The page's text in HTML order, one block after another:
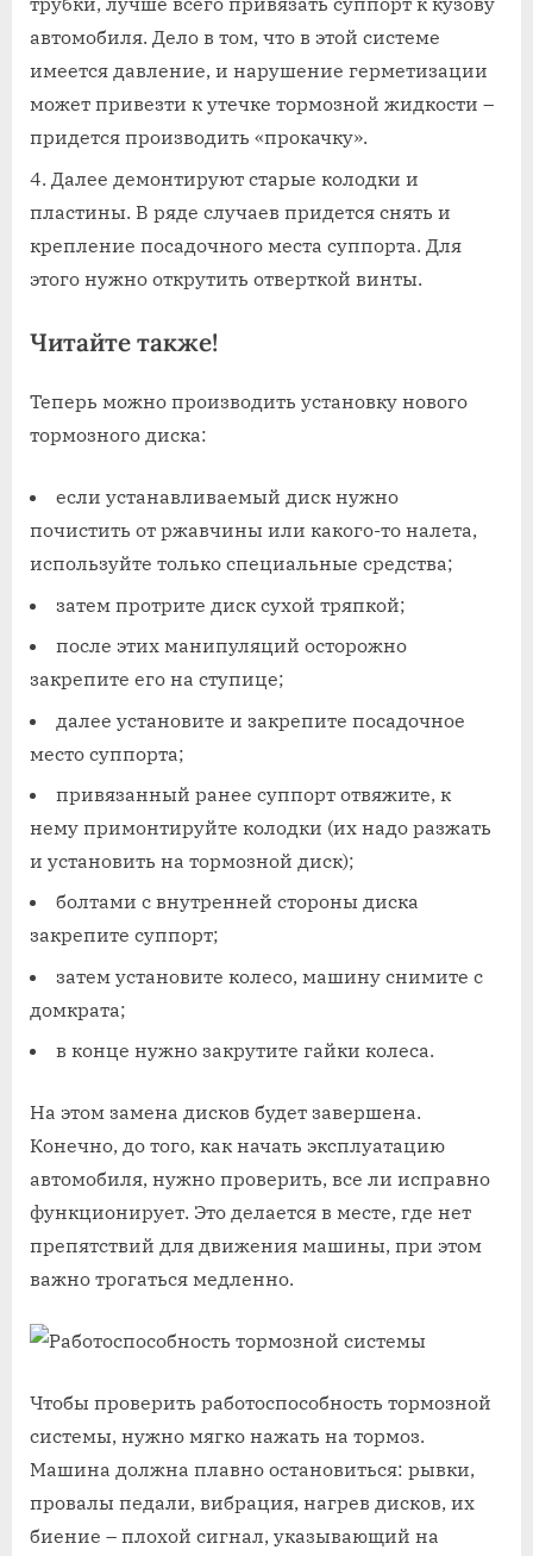
автомобиля. Дело в том, что в этой системе
имеется давление, и нарушение герметизации
может привезти к утечке тормозной жидкости –
придется производить «прокачку».
Далее демонтируют старые колодки и
пластины. В ряде случаев придется снять и
крепление посадочного места суппорта. Для
этого нужно открутить отверткой винты.
Читайте также!
Теперь можно производить установку нового
тормозного диска:
если устанавливаемый диск нужно
почистить от ржавчины или какого-то налета,
используйте только специальные средства;
затем протрите диск сухой тряпкой;
после этих манипуляций осторожно
закрепите его на ступице;
далее установите и закрепите посадочное
место суппорта;
привязанный ранее суппорт отвяжите, к
нему примонтируйте колодки (их надо разжать
и установить на тормозной диск);
болтами с внутренней стороны диска
закрепите суппорт;
затем установите колесо, машину снимите с
домкрата;
в конце нужно закрутите гайки колеса.
На этом замена дисков будет завершена.
Конечно, до того, как начать эксплуатацию
автомобиля, нужно проверить, все ли исправно
функционирует. Это делается в месте, где нет
препятствий для движения машины, при этом
важно трогаться медленно.
Чтобы проверить работоспособность тормозной
системы, нужно мягко нажать на тормоз.
Машина должна плавно остановиться: рывки,
провалы педали, вибрация, нагрев дисков, их
биение – плохой сигнал, указывающий на